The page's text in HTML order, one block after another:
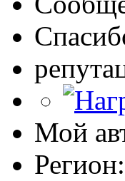
Мой